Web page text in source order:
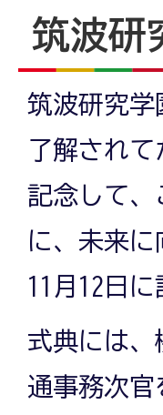
筑波研
筑波研究学
了解され
記念して、
に、未来
11月12日
式典には、
通事務次官